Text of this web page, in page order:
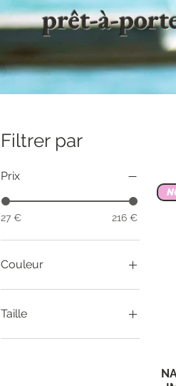
prêt-à-
Filtrer par
Prix
27 € 216 €
Couleur
Taille
34